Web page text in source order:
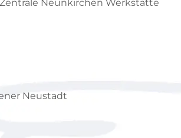
Zentrale Neunkirchen Werkstätte
Neustadt